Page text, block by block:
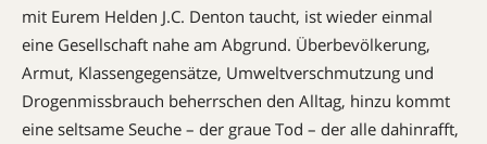
mit Eurem Helden J.C. Denton taucht, ist wieder einmal
eine Gesellschaft nahe am Abgrund. Überbevölkerung,
Armut, Klassengegensätze, Umweltverschmutzung und
Drogenmissbrauch beherrschen den Alltag, hinzu kommt
eine seltsame Seuche – der graue Tod – der alle dahinrafft,